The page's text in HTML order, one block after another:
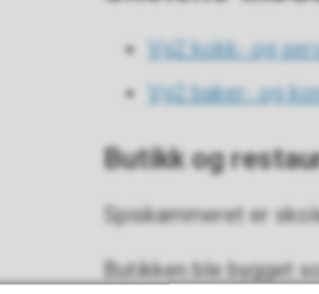
Vg2 kokk- og
Vg2 baker- og
Butikk og
Spiskammeret er
Butikken ble bygget